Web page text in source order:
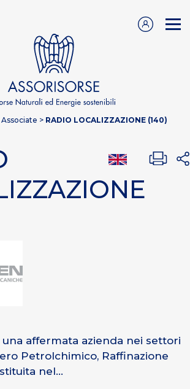
Associate > RADIO LOCALIZZAZIONE (140)
una affermata azienda nei settori
Petrolchimico, Raffinazione
nel...